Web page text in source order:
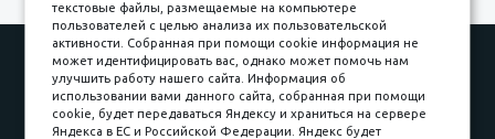
Наши работы
Оплата
Доставка и сборка
Гарантии
Карьера в компании
Контакты
текстовые файлы, размещаемые на компьютере
пользователей с целью анализа их пользовательской
активности. Собранная при помощи cookie информация не
может идентифицировать вас, однако может помочь нам
улучшить работу нашего сайта. Информация об
использовании вами данного сайта, собранная при помощи
cookie, будет передаваться Яндексу и храниться на сервере
Яндекса в ЕС и Российской Федерации. Яндекс будет